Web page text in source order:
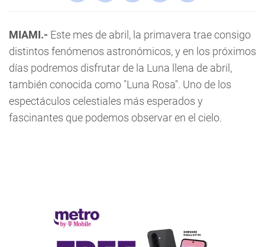
MIAMI.- Este mes de abril, la primavera trae consigo
distintos fenómenos astronómicos, y en los próximos
días podremos disfrutar de la Luna llena de abril,
también conocida como "Luna Rosa". Uno de los
espectáculos celestiales más esperados y
fascinantes que podemos observar en el cielo.